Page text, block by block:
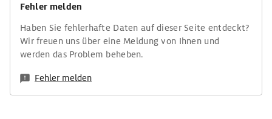
Fehler melden
Haben Sie fehlerhafte Daten auf dieser Seite entdeckt?
Wir freuen uns über eine Meldung von Ihnen und
werden das Problem beheben.
Fehler melden